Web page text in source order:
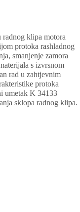
radnog klipa motora
protoka rashladnog
smanjenje zamora
s izvrsnom
rad u zahtjevnim
protoka
umetak K 34133
sklopa radnog klipa.